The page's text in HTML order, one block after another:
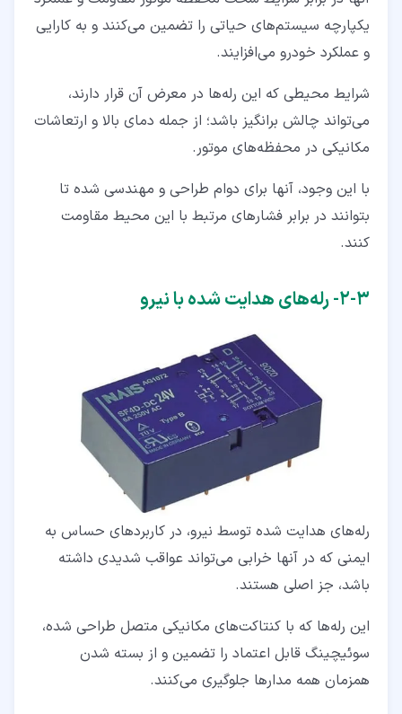
یکپارچه سیستم‌های حیاتی را تضمین می‌کنند و به کارایی
و عملکرد خودرو می‌افزایند.
شرایط محیطی که این رله‌ها در معرض آن قرار دارند،
می‌تواند چالش برانگیز باشد؛ از جمله دمای بالا و ارتعاشات
مکانیکی در محفظه‌های موتور.
با این وجود، آنها برای دوام طراحی و مهندسی شده‌ تا
بتوانند در برابر فشارهای مرتبط با این محیط مقاومت
کنند.
۳‏-‏۲‏- رله‌های هدایت‌ شده با نیرو
رله‌های هدایت‌ شده توسط نیرو، در کاربردهای حساس به
ایمنی که در آنها خرابی می‌تواند عواقب شدیدی داشته
باشد، جز اصلی هستند.
این رله‌ها که با کنتاکت‌های مکانیکی متصل طراحی شده‌،
سوئیچینگ قابل اعتماد را تضمین و از بسته شدن
همزمان همه مدارها جلوگیری می‌کنند.